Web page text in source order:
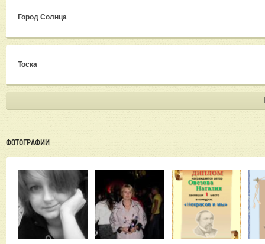
Город Солнца
Тоска
ФОТОГРАФИИ